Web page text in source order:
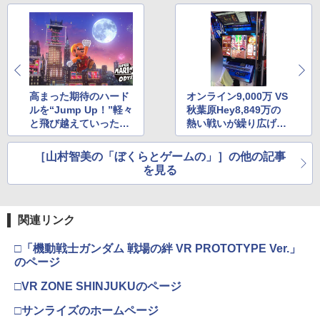
￥11,849
【純正品】DualSense ワイヤレスコン
トローラー ミッドナイト ブラック(CFI-
ZCT2J01)
￥10,737
【純正品】DualSense ワイヤレスコン
トローラー(CFI-ZCT2J)
【純正品】Xbox 充電式バッテリー + US
B-C ケーブル
￥2,618
【国内正規品】Thrustmaster スラスト
マスター TH8S シフター - PC、PS4、P
S5、PS5 Pro、Xbox One、Xbox Serie
s X|S 対応の高精度 H パターン シフター
ナル三方背収納ケース付きコレクション)
(オリジナル特典:オリジナル巾着＋メー
カー特典:【坤と離】二振りの剣、十翼よ
り来たる！スタジオ描き下ろしイラスト
ボード付) [Blu-ray]
￥10,780
4
劇場版「鬼滅の刃」無限城編 第一章 猗
窩座再来 完全生産限定版 [Blu-ray]
￥8,698
ルアイドルクラブ Bloom Garden Part
y』Blu-ray（特装限定版）
￥8,589
高まった期待のハード
ルを“Jump Up！”軽々
と飛び越えていった
「スーパーマリオ オデ
ッセイ」の話
オンライン9,000万 VS
秋葉原Hey8,849万の
熱い戦いが繰り広げら
れたPS4「魔法大作
戦」の話
［山村智美の「ぼくらとゲームの」］の他の記事
を見る
関連リンク
□「機動戦士ガンダム 戦場の絆 VR PROTOTYPE Ver.」
のページ
□VR ZONE SHINJUKUのページ
□サンライズのホームページ